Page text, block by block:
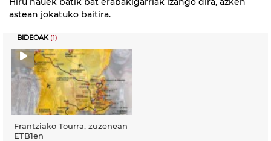
astean jokatuko baitira.
BIDEOAK(1)
Frantziako Tourra, zuzenean
ETB1en